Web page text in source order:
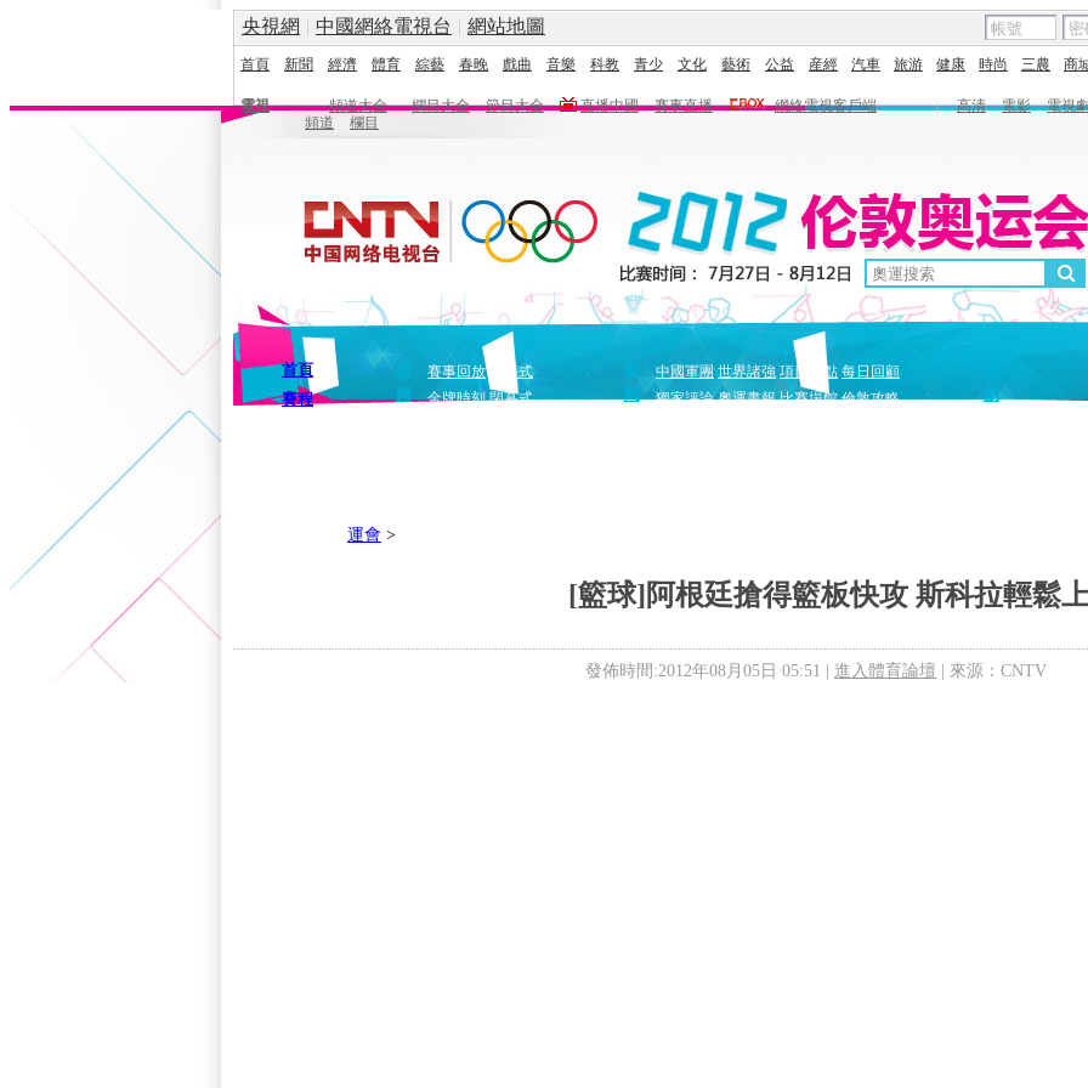
央視網 | 中國網絡電視台 | 網站地圖
首頁 新聞 經濟 體育 綜藝 春晚 戲曲 音樂 科教 青少 文化 藝術 公益 産經 汽車 旅游 健康 時尚 三農 商
電視 頻道大全 欄目大全 節目大全 直播中國 賽事直播 網絡電視客戶端 | 高清 電影
電視
頻道
欄目
首頁
賽程
頻
賽事回放
開幕式
金牌時刻 閉幕式
聞
中國軍團 世界諸強 項目盤點 每日回顧
獨家評論 奧運畫報 比賽場館 倫敦攻略
創
運會 >
[籃球]阿根廷搶得籃板快攻 斯科拉輕鬆
發佈時間:2012年08月05日 05:51 | 進入體育論壇 | 來源：CNTV